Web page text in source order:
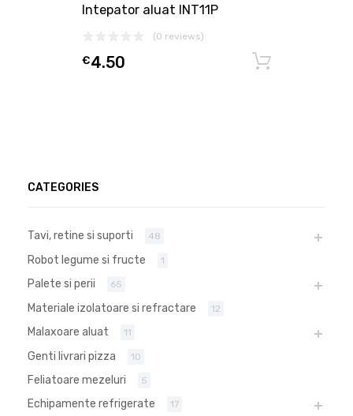
Intepator aluat INT11P
(0 reviews)
€4.50
CATEGORIES
Tavi, retine si suporti 48
Robot legume si fructe 1
Palete si perii 65
Materiale izolatoare si refractare 12
Malaxoare aluat 11
Genti livrari pizza 10
Feliatoare mezeluri 5
Echipamente refrigerate 17